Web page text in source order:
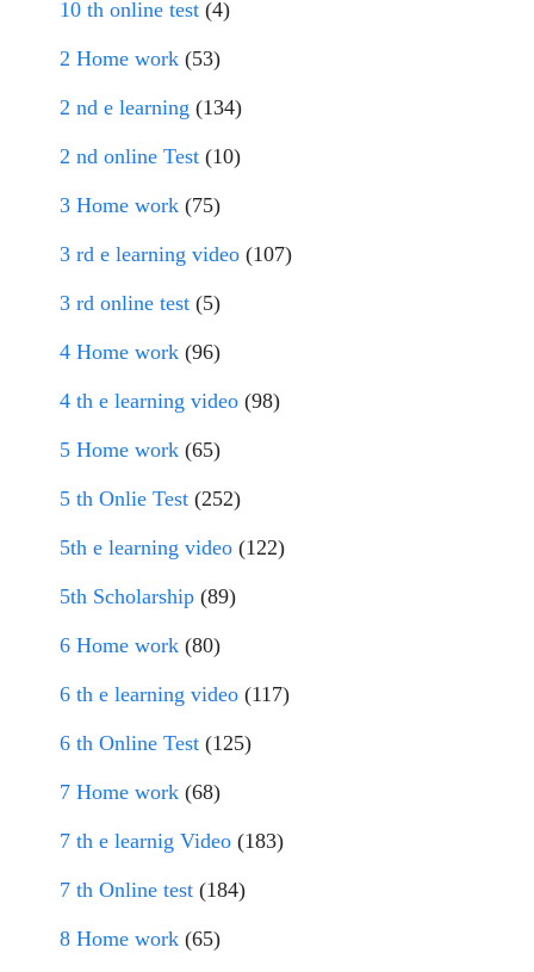
10 th online test (4)
2 Home work (53)
2 nd e learning (134)
2 nd online Test (10)
3 Home work (75)
3 rd e learning video (107)
3 rd online test (5)
4 Home work (96)
4 th e learning video (98)
5 Home work (65)
5 th Onlie Test (252)
5th e learning video (122)
5th Scholarship (89)
6 Home work (80)
6 th e learning video (117)
6 th Online Test (125)
7 Home work (68)
7 th e learnig Video (183)
7 th Online test (184)
8 Home work (65)